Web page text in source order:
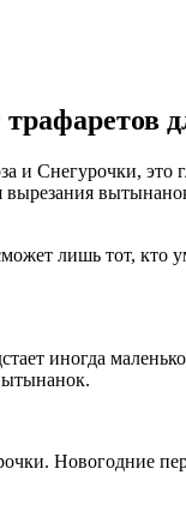
и Снегурочки,
вырезания
лишь тот, кто
иногда
Новогодние